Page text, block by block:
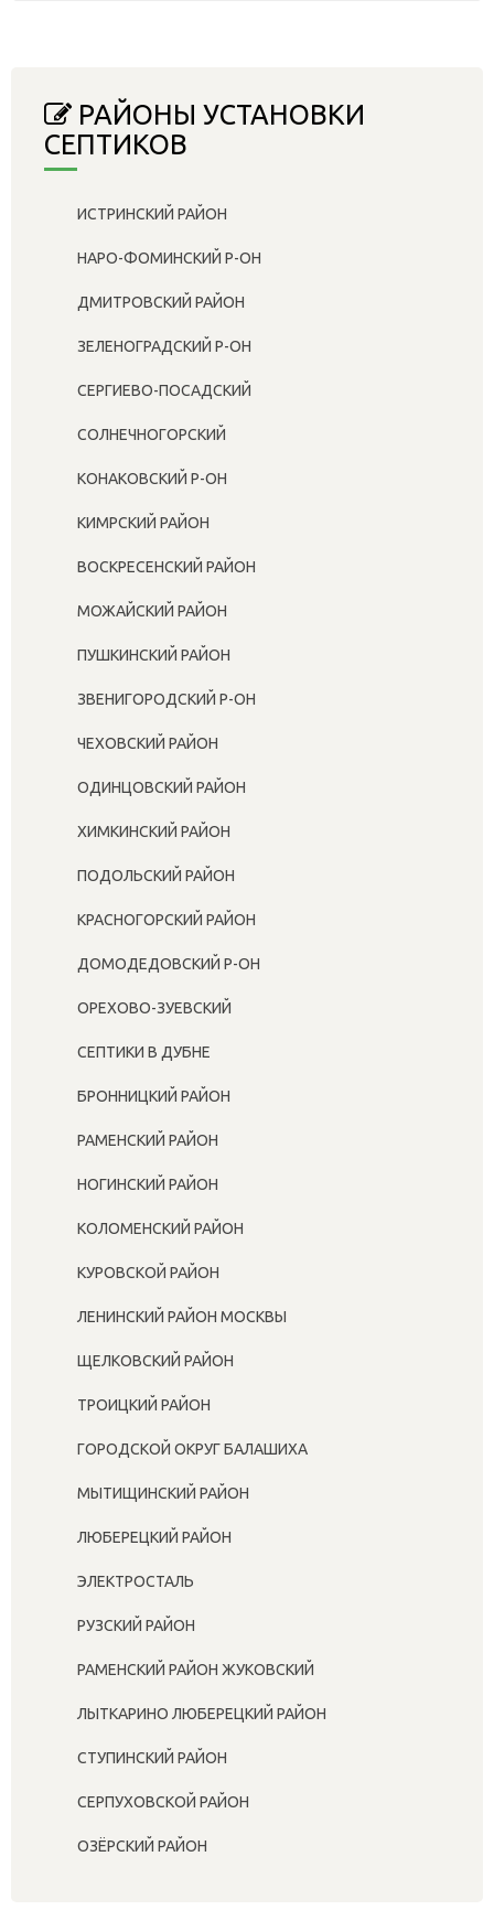
РАЙОНЫ УСТАНОВКИ
СЕПТИКОВ
ИСТРИНСКИЙ РАЙОН
НАРО-ФОМИНСКИЙ Р-ОН
ДМИТРОВСКИЙ РАЙОН
ЗЕЛЕНОГРАДСКИЙ Р-ОН
СЕРГИЕВО-ПОСАДСКИЙ
СОЛНЕЧНОГОРСКИЙ
КОНАКОВСКИЙ Р-ОН
КИМРСКИЙ РАЙОН
ВОСКРЕСЕНСКИЙ РАЙОН
МОЖАЙСКИЙ РАЙОН
ПУШКИНСКИЙ РАЙОН
ЗВЕНИГОРОДСКИЙ Р-ОН
ЧЕХОВСКИЙ РАЙОН
ОДИНЦОВСКИЙ РАЙОН
ХИМКИНСКИЙ РАЙОН
ПОДОЛЬСКИЙ РАЙОН
КРАСНОГОРСКИЙ РАЙОН
ДОМОДЕДОВСКИЙ Р-ОН
ОРЕХОВО-ЗУЕВСКИЙ
СЕПТИКИ В ДУБНЕ
БРОННИЦКИЙ РАЙОН
РАМЕНСКИЙ РАЙОН
НОГИНСКИЙ РАЙОН
КОЛОМЕНСКИЙ РАЙОН
КУРОВСКОЙ РАЙОН
ЛЕНИНСКИЙ РАЙОН МОСКВЫ
ЩЕЛКОВСКИЙ РАЙОН
ТРОИЦКИЙ РАЙОН
ГОРОДСКОЙ ОКРУГ БАЛАШИХА
МЫТИЩИНСКИЙ РАЙОН
ЛЮБЕРЕЦКИЙ РАЙОН
ЭЛЕКТРОСТАЛЬ
РУЗСКИЙ РАЙОН
РАМЕНСКИЙ РАЙОН ЖУКОВСКИЙ
ЛЫТКАРИНО ЛЮБЕРЕЦКИЙ РАЙОН
СТУПИНСКИЙ РАЙОН
СЕРПУХОВСКОЙ РАЙОН
ОЗЁРСКИЙ РАЙОН